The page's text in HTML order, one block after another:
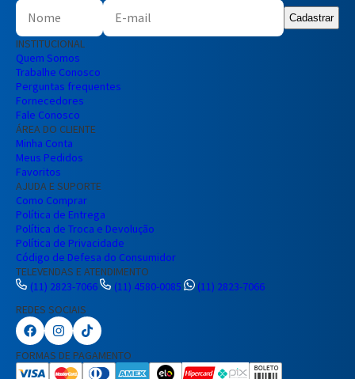
Cadastrar
INSTITUCIONAL
Quem Somos
Trabalhe Conosco
Perguntas frequentes
Fornecedores
Fale Conosco
ÁREA DO CLIENTE
Minha Conta
Meus Pedidos
Favoritos
AJUDA E SUPORTE
Como Comprar
Política de Entrega
Política de Troca e Devolução
Política de Privacidade
Código de Defesa do Consumidor
TELEVENDAS E ATENDIMENTO
(11) 2823-7066
(11) 4580-0085
(11) 2823-7066
REDES SOCIAIS
FORMAS DE PAGAMENTO
Nome Completo